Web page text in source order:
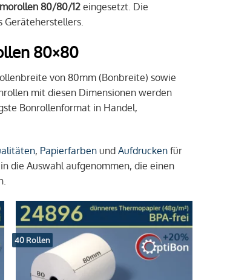
80/80/12 eingesetzt. Die
Geräteherstellers.
80×80
von 80mm (Bonbreite) sowie
mit diesen Dimensionen werden
Bonrollenformat in Handel,
, Papierfarben und Aufdrucken für
die Auswahl aufgenommen, die einen
40 Rollen